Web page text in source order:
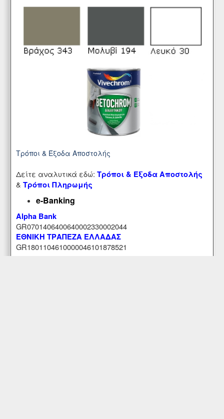
Τρόποι & Έξοδα Αποστολής
Δείτε αναλυτικά εδώ: Τρόποι & Έξοδα Αποστολής
& Τρόποι Πληρωμής
e-Banking
Alpha Bank
GR0701406400640002330002044
ΕΘΝΙΚΗ ΤΡΑΠΕΖΑ ΕΛΛΑΔΑΣ
GR1801104610000046101878521